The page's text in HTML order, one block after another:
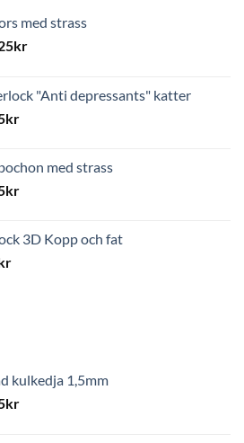
med strass
kr
"Anti depressants" katter
kr
med strass
kr
3D Kopp och fat
kulkedja 1,5mm
kr